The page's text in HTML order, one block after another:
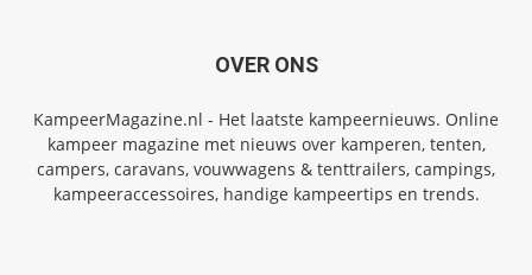
OVER ONS
KampeerMagazine.nl - Het laatste kampeernieuws. Online
kampeer magazine met nieuws over kamperen, tenten,
campers, caravans, vouwwagens & tenttrailers, campings,
kampeeraccessoires, handige kampeertips en trends.